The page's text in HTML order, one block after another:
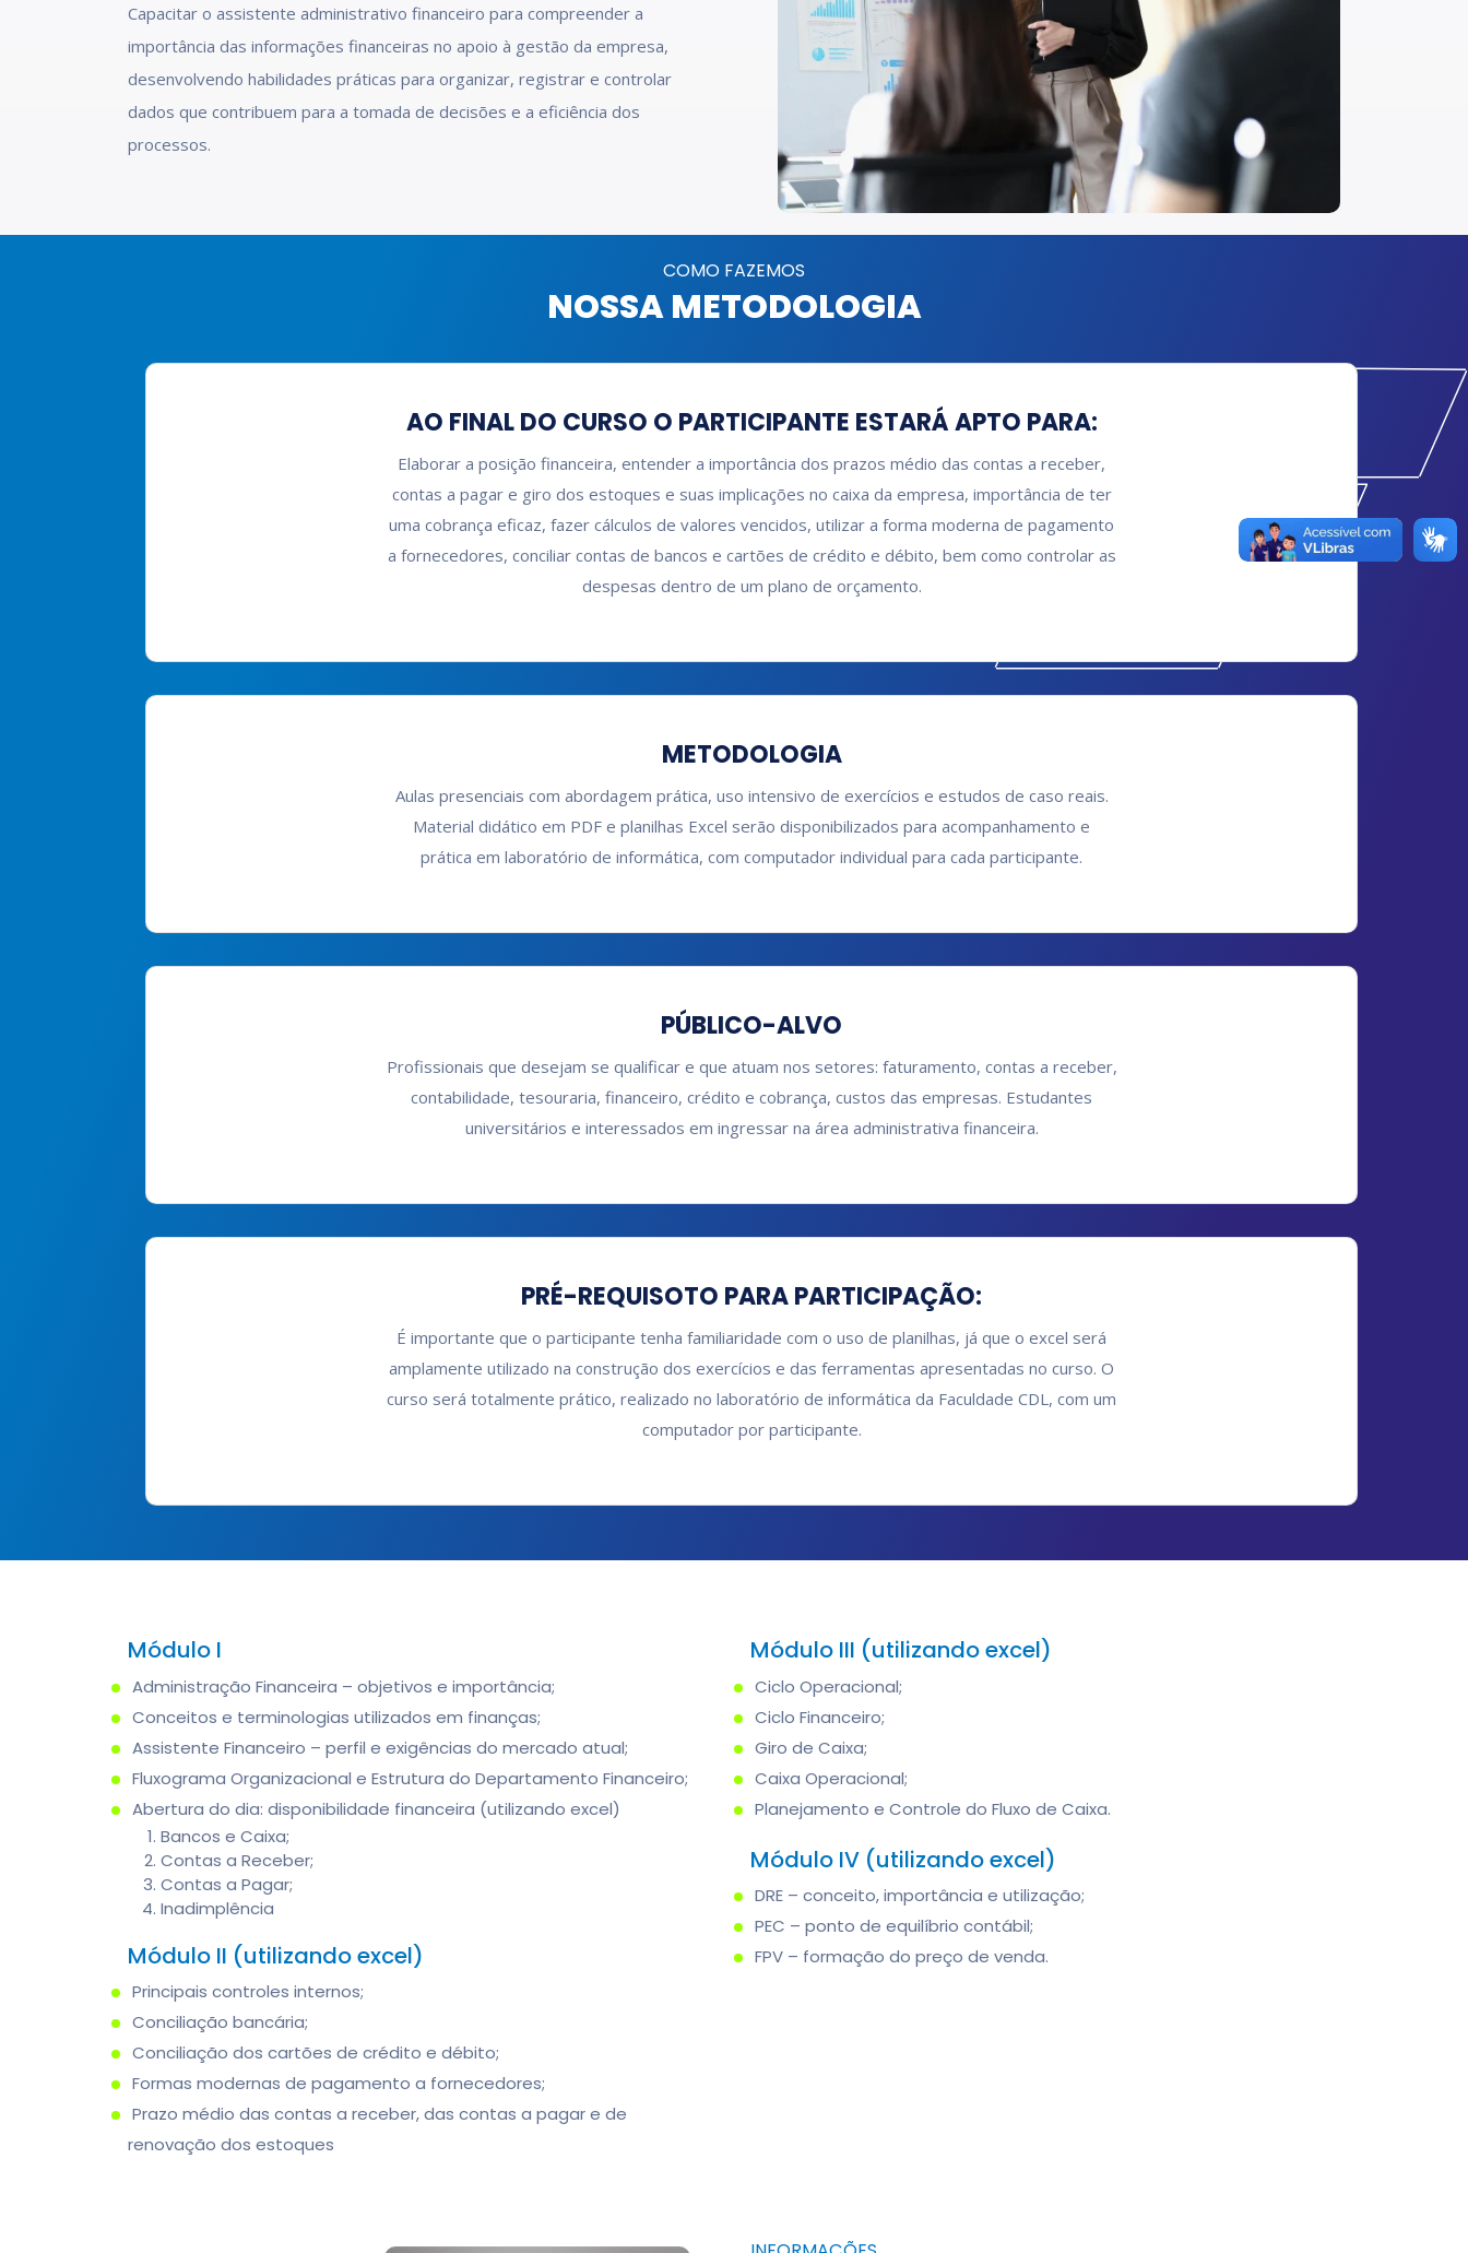
Capacitar o assistente administrativo financeiro para compreender a
importância das informações financeiras no apoio à gestão da empresa,
desenvolvendo habilidades práticas para organizar, registrar e controlar
dados que contribuem para a tomada de decisões e a eficiência dos
processos.
COMO FAZEMOS
NOSSA METODOLOGIA
AO FINAL DO CURSO O PARTICIPANTE ESTARÁ APTO PARA:
Elaborar a posição financeira, entender a importância dos prazos médio das contas a receber,
contas a pagar e giro dos estoques e suas implicações no caixa da empresa, importância de ter
uma cobrança eficaz, fazer cálculos de valores vencidos, utilizar a forma moderna de pagamento
a fornecedores, conciliar contas de bancos e cartões de crédito e débito, bem como controlar as
despesas dentro de um plano de orçamento.
METODOLOGIA
Aulas presenciais com abordagem prática, uso intensivo de exercícios e estudos de caso reais.
Material didático em PDF e planilhas Excel serão disponibilizados para acompanhamento e
prática em laboratório de informática, com computador individual para cada participante.
PÚBLICO-ALVO
Profissionais que desejam se qualificar e que atuam nos setores: faturamento, contas a receber,
contabilidade, tesouraria, financeiro, crédito e cobrança, custos das empresas. Estudantes
universitários e interessados em ingressar na área administrativa financeira.
PRÉ-REQUISOTO PARA PARTICIPAÇÃO:
É importante que o participante tenha familiaridade com o uso de planilhas, já que o excel será
amplamente utilizado na construção dos exercícios e das ferramentas apresentadas no curso. O
curso será totalmente prático, realizado no laboratório de informática da Faculdade CDL, com um
computador por participante.
Módulo I
Administração Financeira – objetivos e importância;
Conceitos e terminologias utilizados em finanças;
Assistente Financeiro – perfil e exigências do mercado atual;
Fluxograma Organizacional e Estrutura do Departamento Financeiro;
Abertura do dia: disponibilidade financeira (utilizando excel)
Bancos e Caixa;
Contas a Receber;
Contas a Pagar;
Inadimplência
Módulo II (utilizando excel)
Principais controles internos;
Conciliação bancária;
Conciliação dos cartões de crédito e débito;
Formas modernas de pagamento a fornecedores;
Prazo médio das contas a receber, das contas a pagar e de
renovação dos estoques
Módulo III (utilizando excel)
Ciclo Operacional;
Ciclo Financeiro;
Giro de Caixa;
Caixa Operacional;
Planejamento e Controle do Fluxo de Caixa.
Módulo IV (utilizando excel)
DRE – conceito, importância e utilização;
PEC – ponto de equilíbrio contábil;
FPV – formação do preço de venda.